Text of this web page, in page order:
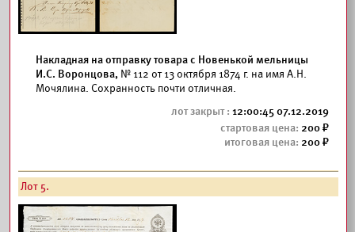
Накладная на отправку товара с Новенькой мельницы
И.С. Воронцова, № 112 от 13 октября 1874 г. на имя А.Н.
Мочялина. Сохранность почти отличная.
12:00:45 07.12.2019
200
200
Лот 5.